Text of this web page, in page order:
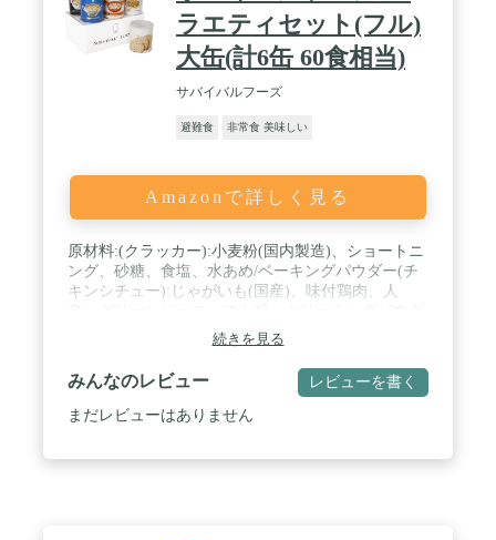
ラエティセット(フル)
大缶(計6缶 60食相当)
サバイバルフーズ
避難食 非常食 美味しい
Amazonで詳しく見る
原材料:(クラッカー):小麦粉(国内製造)、ショートニ
ング、砂糖、食塩、水あめ/ベーキングパウダー(チ
キンシチュー):じゃがいも(国産)、味付鶏肉、人
ー、チキンエキス、ホワイトルゥ(豚肉を含む)、砂
糖、野菜エキス(大豆を含む)、乳等を主要原料とす
る食品、植物油脂、小麦粉、コンソメ、炒め玉ね
ぎ、食塩、チキンオイル、酵母エキス、胡椒/調味料
(アミノ酸等)、糊料(加工でん粉、キサンタン)、酸
続きを見る
みんなのレビュー レビューを書く
まだレビューはありません